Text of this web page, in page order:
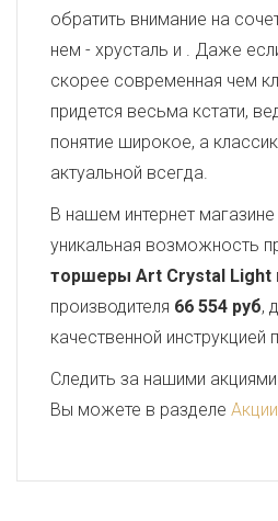
обратить внимание на
нем - хрусталь и . Даже
скорее современная чем
придется весьма кстати,
понятие широкое, а
актуальной всегда.
В нашем интернет
уникальная возможность
торшеры Art Crystal Light
производителя 66 554 руб,
качественной инструкцией
Следить за нашими
Вы можете в разделе Акции